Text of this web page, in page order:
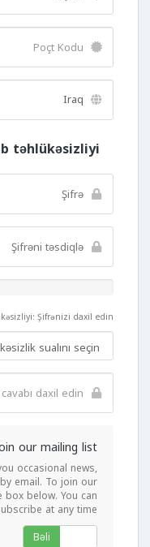
təhlükəsizliyi
Şifrənizi daxil edin
our mailing list
occasional news,
email. To join our
below. You can
at any time.
Bəli